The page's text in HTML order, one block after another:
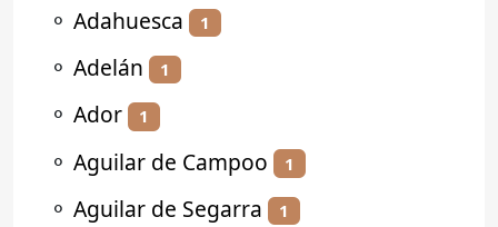
⚬ Adahuesca 1
⚬ Adelán 1
⚬ Ador 1
⚬ Aguilar de Campoo 1
⚬ Aguilar de Segarra 1